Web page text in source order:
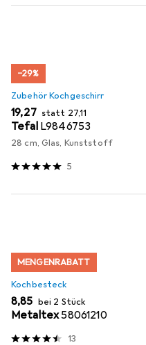
−29%
Zubehör Kochgeschirr
EUR
19,27 statt EUR
27,11
Tefal L9846753
28 cm, Glas, Kunststoff
5
MENGENRABATT
Kochbesteck
EUR
8,85 bei 2 Stück
Metaltex58061210
13